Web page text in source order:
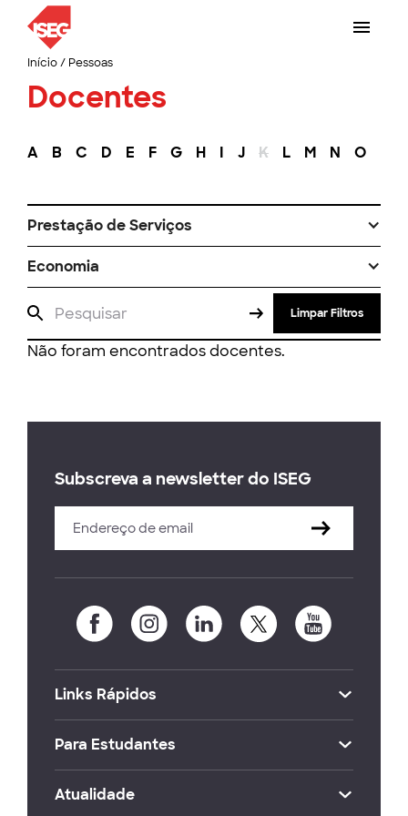
Início/ Pessoas
Docentes
A B C D E F G H I J K L M N O
Prestação de Serviços
Economia
Limpar Filtros
Não foram encontrados docentes.
Subscreva a newsletter do ISEG
Links Rápidos
Para Estudantes
Atualidade